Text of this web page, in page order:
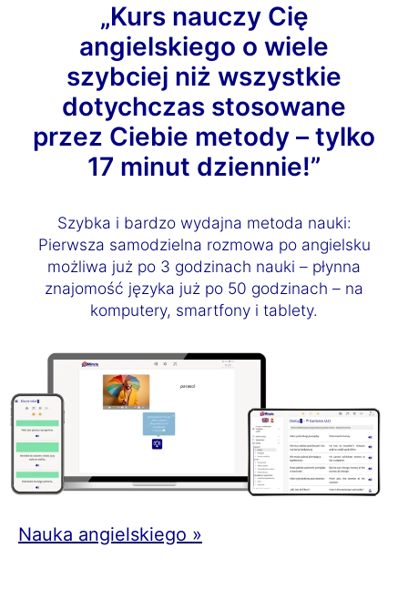
„Kurs nauczy Cię
angielskiego o wiele
szybciej niż wszystkie
dotychczas stosowane
przez Ciebie metody – tylko
17 minut dziennie!”
Szybka i bardzo wydajna metoda nauki:
Pierwsza samodzielna rozmowa po angielsku
możliwa już po 3 godzinach nauki – płynna
znajomość języka już po 50 godzinach – na
komputery, smartfony i tablety.
Nauka angielskiego »